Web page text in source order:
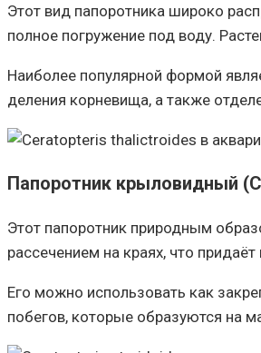
Этот вид папоротника широко
полное погружение под воду.
Наиболее популярной формой
деления корневища, а также
Папоротник крыловидный
Этот папоротник природным
рассечением на краях, что
Его можно использовать как
побегов, которые образуются на